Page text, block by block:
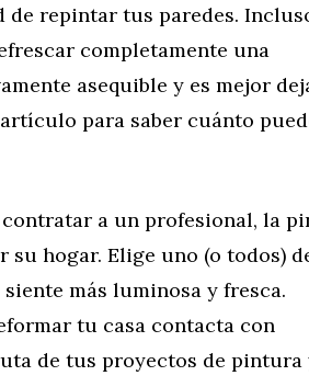
repintar tus paredes.
completamente una
asequible y es mejor
para saber cuánto
a un profesional, la
su hogar. Elige uno (o todos)
más luminosa y fresca.
tu casa contacta con
de tus proyectos de pintura